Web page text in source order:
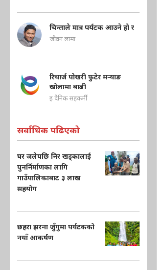
चिन्ताले मात्र पर्यटक आउने हो र
जीवन लामा
रिचार्ज पोखरी फुटेर मऱ्याङ
खोलामा बाढी
इ दैनिक सहकर्मी
सर्वाधिक पढिएको
घर जलेपछि निर खड्कालाई
पुनर्निर्माणका लागि
गाउँपालिकाबाट ३ लाख
सहयोग
छहरा झरना जुँगुमा पर्यटकको
नयाँ आकर्षण